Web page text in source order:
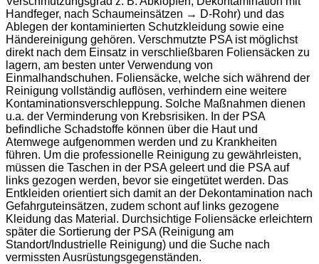
Handfeger, nach Schaumeinsätzen → D-Rohr) und das
Ablegen der kontaminierten Schutzkleidung sowie eine
Händereinigung gehören. Verschmutzte PSA ist möglichst
direkt nach dem Einsatz in verschließbaren Foliensäcken zu
lagern, am besten unter Verwendung von
Einmalhandschuhen. Foliensäcke, welche sich während der
Reinigung vollständig auflösen, verhindern eine weitere
Kontaminationsverschleppung. Solche Maßnahmen dienen
u.a. der Verminderung von Krebsrisiken. In der PSA
befindliche Schadstoffe können über die Haut und
Atemwege aufgenommen werden und zu Krankheiten
führen. Um die professionelle Reinigung zu gewährleisten,
müssen die Taschen in der PSA geleert und die PSA auf
links gezogen werden, bevor sie eingetütet werden. Das
Entkleiden orientiert sich damit an der Dekontamination nach
Gefahrguteinsätzen, zudem schont auf links gezogene
Kleidung das Material. Durchsichtige Foliensäcke erleichtern
später die Sortierung der PSA (Reinigung am
Standort/Industrielle Reinigung) und die Suche nach
vermissten Ausrüstungsgegenständen.